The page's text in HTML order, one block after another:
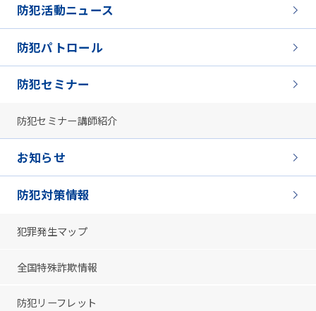
防犯活動ニュース
防犯パトロール
防犯セミナー
防犯セミナー講師紹介
お知らせ
防犯対策情報
犯罪発生マップ
全国特殊詐欺情報
防犯リーフレット